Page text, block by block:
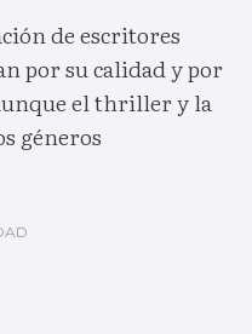
de escritores
por su calidad y por
el thriller y la
géneros